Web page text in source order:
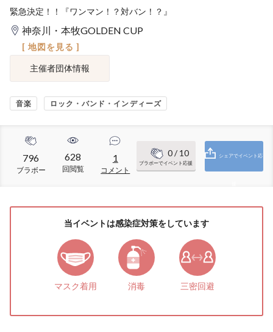
緊急決定！！『ワンマン！？対バン！？』
神奈川・本牧GOLDEN CUP
[ 地図を見る ]
主催者団体情報
音楽 ロック・バンド・インディーズ
796
ブラボー
628
回閲覧
1
コメント
0/ 10
ブラボーでイベント応援
シェアでイベント応
当イベントは感染症対策をしています
マスク着用 消毒 三密回避